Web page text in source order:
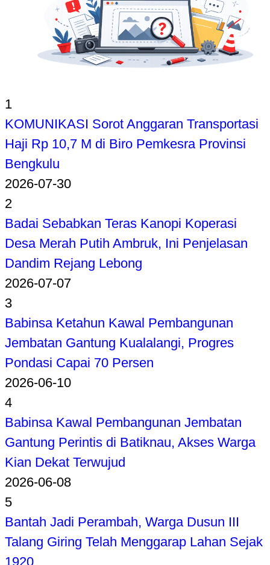
1
KOMUNIKASI Sorot Anggaran Transportasi
Haji Rp 10,7 M di Biro Pemkesra Provinsi
Bengkulu
2026-07-30
2
Badai Sebabkan Teras Kanopi Koperasi
Desa Merah Putih Ambruk, Ini Penjelasan
Dandim Rejang Lebong
2026-07-07
3
Babinsa Ketahun Kawal Pembangunan
Jembatan Gantung Kualalangi, Progres
Pondasi Capai 70 Persen
2026-06-10
4
Babinsa Kawal Pembangunan Jembatan
Gantung Perintis di Batiknau, Akses Warga
Kian Dekat Terwujud
2026-06-08
5
Bantah Jadi Perambah, Warga Dusun III
Talang Giring Telah Menggarap Lahan Sejak
1920